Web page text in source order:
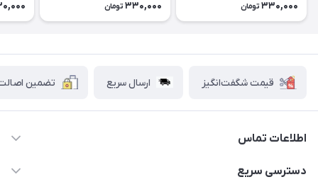
330,000 تومان 330,000 تومان
قیمت شگفت‌انگیز ارسال سریع تضمین اصالت
اطلاعات تماس
۰۲۱۷۷۰۶۰۰۲۸ ـ ۰۹۱۹۰۰۲۸۲۴۷
دسترسی سریع